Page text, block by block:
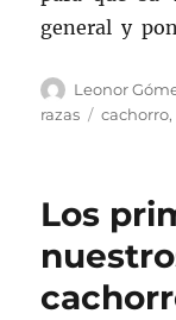
general y
Autor
Leonor
razas
Etiquetas
cachorro,
Los